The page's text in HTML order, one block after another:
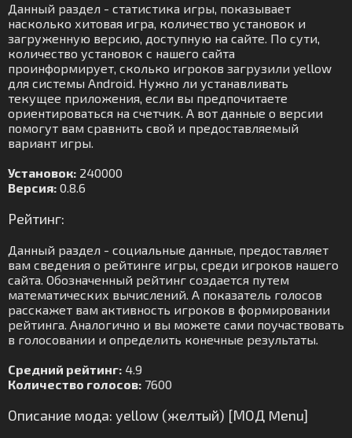
Данный раздел - статистика игры, показывает
насколько хитовая игра, количество установок и
загруженную версию, доступную на сайте. По сути,
количество установок с нашего сайта
проинформирует, сколько игроков загрузили yellow
для системы Android. Нужно ли устанавливать
текущее приложения, если вы предпочитаете
ориентироваться на счетчик. А вот данные о версии
помогут вам сравнить свой и предоставляемый
вариант игры.
Установок: 240000
Версия: 0.8.6
Рейтинг:
Данный раздел - социальные данные, предоставляет
вам сведения о рейтинге игры, среди игроков нашего
сайта. Обозначенный рейтинг создается путем
математических вычислений. А показатель голосов
расскажет вам активность игроков в формировании
рейтинга. Аналогично и вы можете сами поучаствовать
в голосовании и определить конечные результаты.
Средний рейтинг: 4.9
Количество голосов: 7600
Описание мода: yellow (желтый) [МОД Menu]